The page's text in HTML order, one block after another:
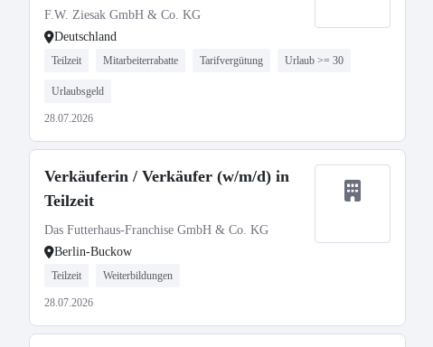
F.W. Ziesak GmbH & Co. KG
Deutschland
Teilzeit Mitarbeiterrabatte Tarifvergütung Urlaub >= 30
Urlaubsgeld
28.07.2026
Verkäuferin / Verkäufer (w/m/d) in
Teilzeit
Das Futterhaus-Franchise GmbH & Co. KG
Berlin-Buckow
Teilzeit Weiterbildungen
28.07.2026